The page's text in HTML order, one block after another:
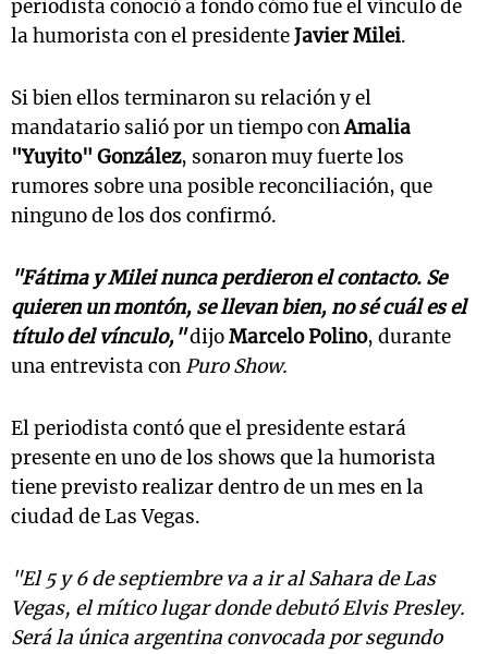
periodista conoció a fondo cómo fue el vínculo de
la humorista con el presidenteJavier Milei.
Si bien ellos terminaron su relación y el
mandatario salió por un tiempo conAmalia
"Yuyito" González, sonaron muy fuerte los
rumores sobre una posible reconciliación, que
ninguno de los dos confirmó.
"Fátima y Milei nunca perdieron el contacto. Se
quieren un montón, se llevan bien, no sé cuál es el
título del vínculo,"dijoMarcelo Polino, durante
una entrevista con Puro Show.
El periodista contó que el presidente estará
presente en uno de los shows que la humorista
tiene previsto realizar dentro de un mes en la
ciudad de Las Vegas.
"El 5 y 6 de septiembre va a ir al Sahara de Las
Vegas, el mítico lugar donde debutó Elvis Presley.
Será la única argentina convocada por segundo